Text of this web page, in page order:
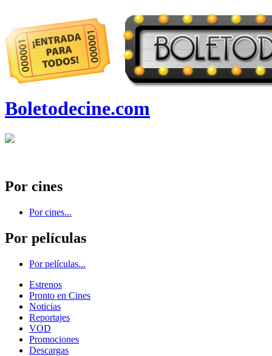
Boletodecine.com
Por cines
Por cines...
Por películas
Por películas...
Estrenos
Pronto en Cines
Noticias
Reportajes
VOD
Promociones
Descargas